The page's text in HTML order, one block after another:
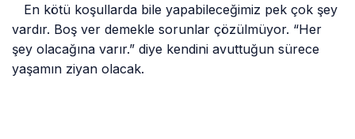
En kötü koşullarda bile yapabileceğimiz pek çok şey
vardır. Boş ver demekle sorunlar çözülmüyor. “Her
şey olacağına varır.” diye kendini avuttuğun sürece
yaşamın ziyan olacak.